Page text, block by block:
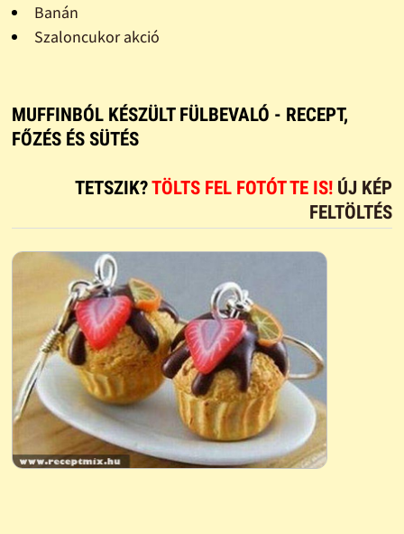
Banán
Szaloncukor akció
MUFFINBÓL KÉSZÜLT FÜLBEVALÓ - RECEPT,
FŐZÉS ÉS SÜTÉS
TETSZIK?TÖLTS FEL FOTÓT TE IS! ÚJ KÉP
FELTÖLTÉS